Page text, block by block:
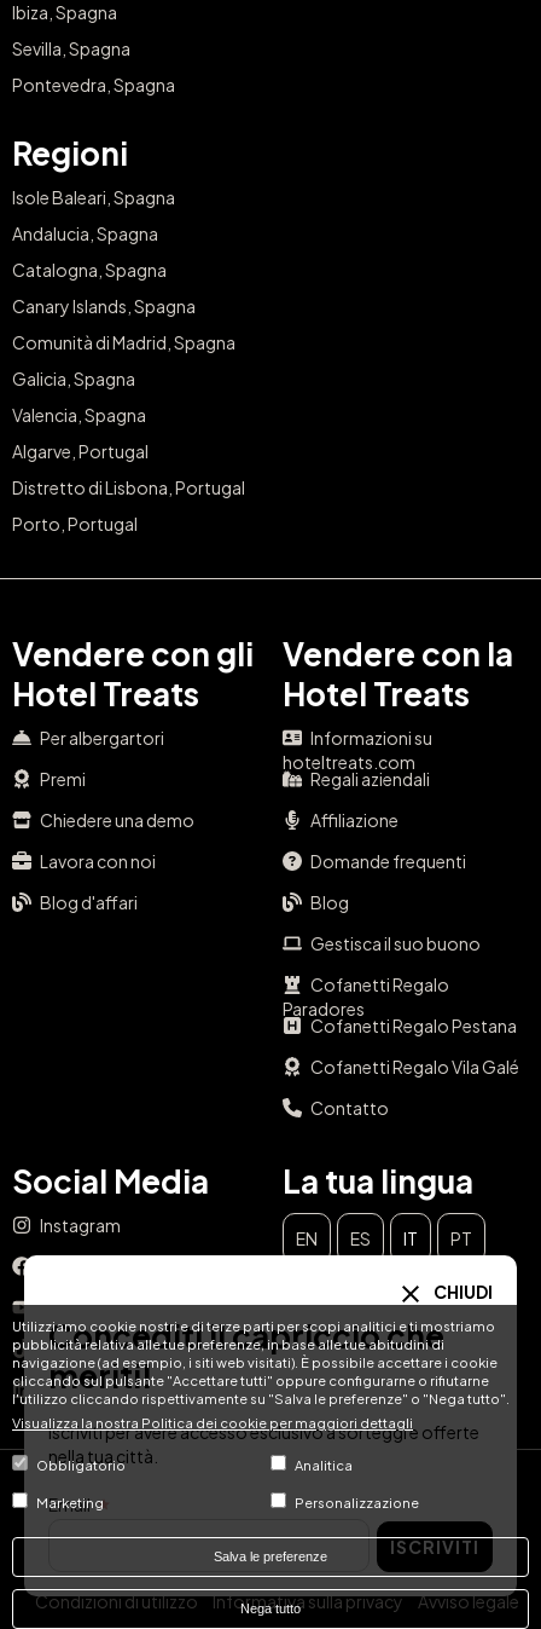
Utilizziamo cookie nostri e di terze parti per scopi analitici e ti mostriamo
pubblicità relativa alle tue preferenze, in base alle tue abitudini di
navigazione (ad esempio, i siti web visitati). È possibile accettare i cookie
cliccando sul pulsante "Accettare tutti" oppure configurarne o rifiutarne
l'utilizzo cliccando rispettivamente su "Salva le preferenze" o "Nega tutto".
Visualizza la nostra Politica dei cookie per maggiori dettagli
Obbligatorio Analitica
Marketing Personalizzazione
Salva le preferenze
Nega tutto
Ibiza, Spagna
Sevilla, Spagna
Pontevedra, Spagna
Regioni
Isole Baleari, Spagna
Andalucia, Spagna
Catalogna, Spagna
Canary Islands, Spagna
Comunità di Madrid, Spagna
Galicia, Spagna
Valencia, Spagna
Algarve, Portugal
Distretto di Lisbona, Portugal
Porto, Portugal
Vendere con gli
Hotel Treats
Per albergartori
Premi
Chiedere una demo
Lavora con noi
Blog d'affari
Vendere con la
Hotel Treats
Informazioni su
hoteltreats.com
Regali aziendali
Affiliazione
Domande frequenti
Blog
Gestisca il suo buono
Cofanetti Regalo
Paradores
Cofanetti Regalo Pestana
Cofanetti Regalo Vila Galé
Contatto
Social Media
Instagram
YouTube
TikTok
LinkedIn
La tua lingua
EN ES IT PT
NL
© Hotel Treats 2026
Tel: +34 871 51 00 40 (9:00 - 19:00 CEST)
Condizioni di utilizzo Informativa sulla privacy
Avviso legale
CHIUDI
Concediti il capriccio che
meriti!
Iscriviti per avere accesso esclusivo a sorteggi e offerte
nella tua città.
Email
ISCRIVITI